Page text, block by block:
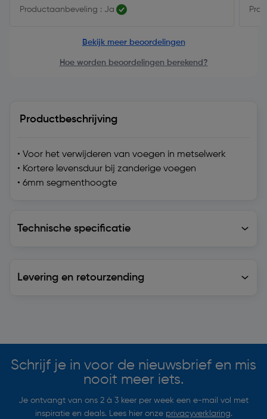
Productaanbeveling : Ja
Bekijk meer beoordelingen
Hoe worden beoordelingen berekend?
Productbeschrijving
• Voor het verwijderen van voegen in metselwerk
• Kortere levensduur bij zanderige voegen
• 6mm segmenthoogte
Technische specificatie
Levering en retourzending
Schrijf je in voor de nieuwsbrief en mis
nooit meer iets.
Je ontvangt van ons 2 à 3 keer per week een e-mail vol met
inspiratie en deals. Lees hier onze privacyverklaring.